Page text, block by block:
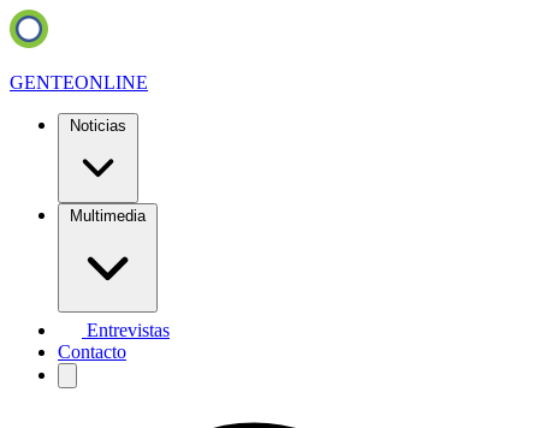
GENTEONLINE
Noticias
Multimedia
Entrevistas
Contacto